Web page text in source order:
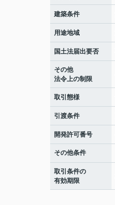
建築条件
用途地域
国土法届出要否
その他
法令上の制限
取引態様
引渡条件
開発許可番号
その他条件
取引条件の
有効期限